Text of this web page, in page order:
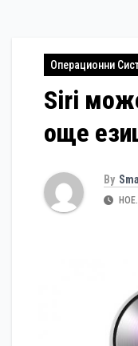
Операционни
Siri
още
By